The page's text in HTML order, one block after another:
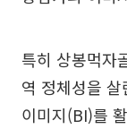
특히 상봉먹자
역 정체성을
이미지(BI)를